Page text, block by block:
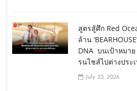
สูตรสู้ศึก Red
ล้าน
DNA บนเป้าหมา
รนไชส์ไปต่างประ
July 23, 2026